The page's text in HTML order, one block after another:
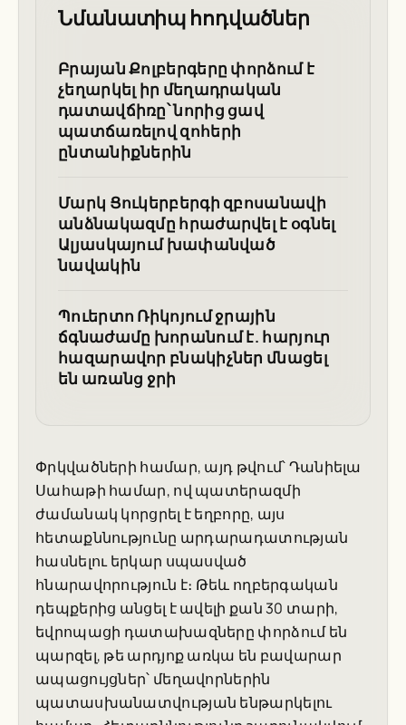
Նմանատիպ հոդվածներ
Բրայան Քոլբերգերը փորձում է
չեղարկել իր մեղադրական
դատավճիռը՝ նորից ցավ
պատճառելով զոհերի
ընտանիքներին
Մարկ Ցուկերբերգի զբոսանավի
անձնակազմը հրաժարվել է օգնել
Ալյասկայում խափանված
նավակին
Պուերտո Ռիկոյում ջրային
ճգնաժամը խորանում է. հարյուր
հազարավոր բնակիչներ մնացել
են առանց ջրի
Փրկվածների համար, այդ թվում՝ Դանիելա
Սահաթի համար, ով պատերազմի
ժամանակ կորցրել է եղբորը, այս
հետաքննությունը արդարադատության
հասնելու երկար սպասված
հնարավորություն է։ Թեև ողբերգական
դեպքերից անցել է ավելի քան 30 տարի,
եվրոպացի դատախազները փորձում են
պարզել, թե արդյոք առկա են բավարար
ապացույցներ՝ մեղավորներին
պատասխանատվության ենթարկելու